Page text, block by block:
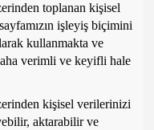
toplanan kişisel
işleyiş biçimini
kullanmakta ve
verimli ve keyifli hale
kişisel verilerinizi
aktarabilir ve